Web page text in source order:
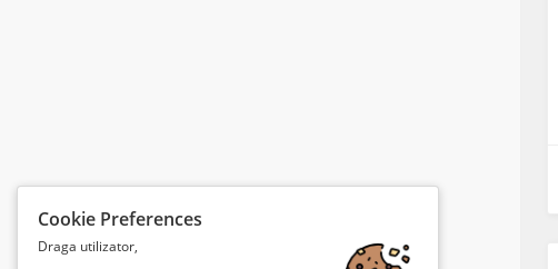
Cookie Preferences
Draga utilizator,